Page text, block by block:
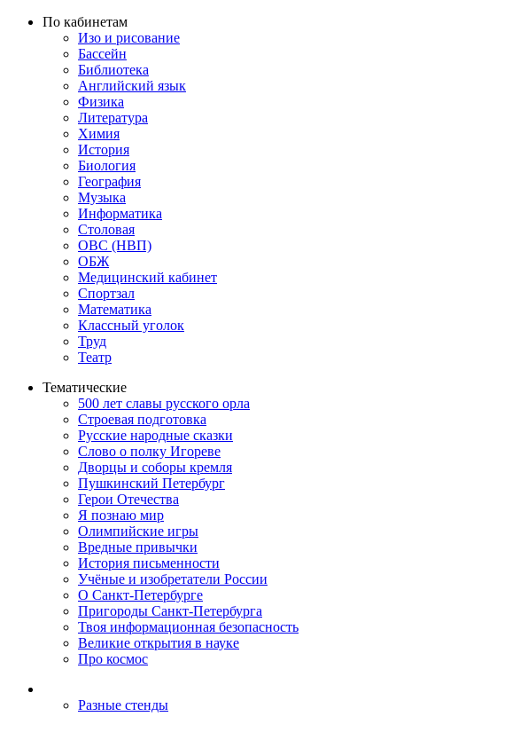
По кабинетам
Изо и рисование
Бассейн
Библиотека
Английский язык
Физика
Литература
Химия
История
Биология
География
Музыка
Информатика
Столовая
ОВС (НВП)
ОБЖ
Медицинский кабинет
Спортзал
Математика
Классный уголок
Труд
Театр
Тематические
500 лет славы русского орла
Строевая подготовка
Русские народные сказки
Слово о полку Игореве
Дворцы и соборы кремля
Пушкинский Петербург
Герои Отечества
Я познаю мир
Олимпийские игры
Вредные привычки
История письменности
Учёные и изобретатели России
О Санкт-Петербурге
Пригороды Санкт-Петербурга
Твоя информационная безопасность
Великие открытия в науке
Про космос
Разные стенды